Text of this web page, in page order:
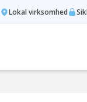
Lokal virksomhed